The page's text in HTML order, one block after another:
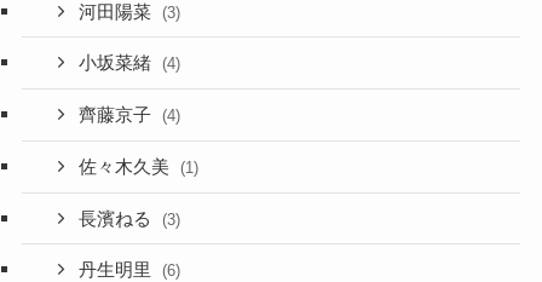
河田陽菜 (3)
小坂菜緒 (4)
齊藤京子 (4)
佐々木久美 (1)
長濱ねる (3)
丹生明里 (6)